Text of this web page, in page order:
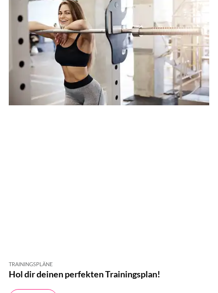
TRAININGSPLÄNE
Hol dir deinen perfekten Trainingsplan!